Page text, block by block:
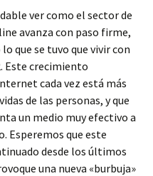
ver como el sector de
avanza con paso firme,
que se tuvo que vivir con
Este crecimiento
cada vez está más
de las personas, y que
un medio muy efectivo a
Esperemos que este
desde los últimos
una nueva «burbuja»